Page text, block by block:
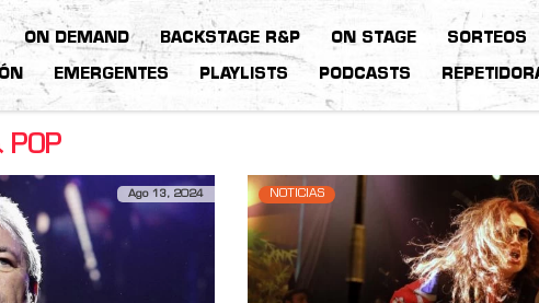
ON DEMAND BACKSTAGE R&P ON STAGE SORTEOS
EMERGENTES PLAYLISTS PODCASTS
POP
Ago 13, 2024 NOTICIAS